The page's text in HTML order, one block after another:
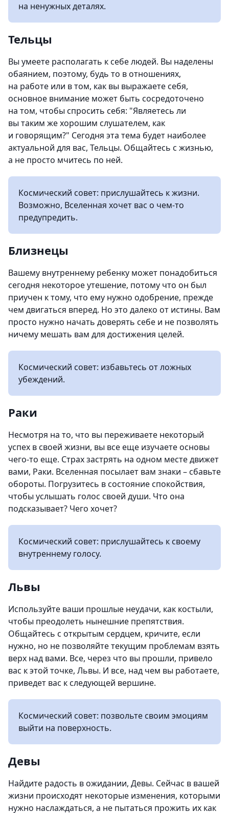
на ненужных деталях.
Тельцы
Вы умеете располагать к себе людей. Вы наделены
обаянием, поэтому, будь то в отношениях,
на работе или в том, как вы выражаете себя,
основное внимание может быть сосредоточено
на том, чтобы спросить себя: "Являетесь ли
вы таким же хорошим слушателем, как
и говорящим?" Сегодня эта тема будет наиболее
актуальной для вас, Тельцы. Общайтесь с жизнью,
а не просто мчитесь по ней.
Космический совет: прислушайтесь к жизни.
Возможно, Вселенная хочет вас о чем-то
предупредить.
Близнецы
Вашему внутреннему ребенку может понадобиться
сегодня некоторое утешение, потому что он был
приучен к тому, что ему нужно одобрение, прежде
чем двигаться вперед. Но это далеко от истины. Вам
просто нужно начать доверять себе и не позволять
ничему мешать вам для достижения целей.
Космический совет: избавьтесь от ложных
убеждений.
Раки
Несмотря на то, что вы переживаете некоторый
успех в своей жизни, вы все еще изучаете основы
чего-то еще. Страх застрять на одном месте движет
вами, Раки. Вселенная посылает вам знаки – сбавьте
обороты. Погрузитесь в состояние спокойствия,
чтобы услышать голос своей души. Что она
подсказывает? Чего хочет?
Космический совет: прислушайтесь к своему
внутреннему голосу.
Львы
Используйте ваши прошлые неудачи, как костыли,
чтобы преодолеть нынешние препятствия.
Общайтесь с открытым сердцем, кричите, если
нужно, но не позволяйте текущим проблемам взять
верх над вами. Все, через что вы прошли, привело
вас к этой точке, Львы. И все, над чем вы работаете,
приведет вас к следующей вершине.
Космический совет: позвольте своим эмоциям
выйти на поверхность.
Девы
Найдите радость в ожидании, Девы. Сейчас в вашей
жизни происходят некоторые изменения, которыми
нужно наслаждаться, а не пытаться прожить их как